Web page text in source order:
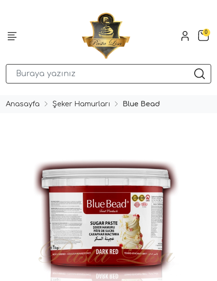
0
Anasayfa Şeker Hamurları Blue Bead